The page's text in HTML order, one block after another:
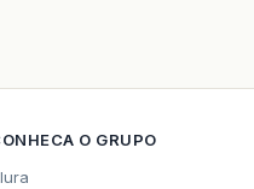
O GRUPO